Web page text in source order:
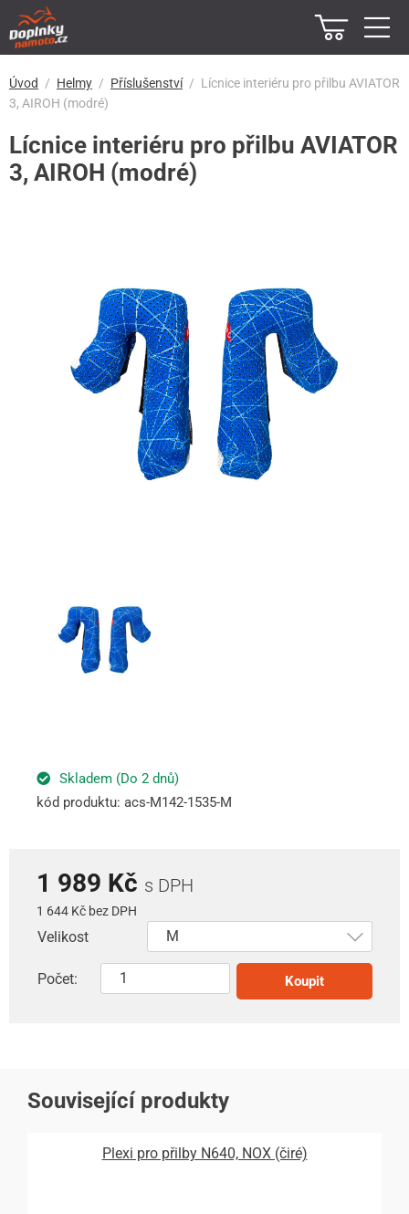
Úvod Helmy Příslušenství
Lícnice interiéru pro přilbu AVIATOR
3, AIROH (modré)
Lícnice interiéru pro přilbu AVIATOR
3, AIROH (modré)
Skladem (Do 2 dnů)
kód produktu: acs-M142-1535-M
1 989 Kč s DPH
1 644 Kč bez DPH
Velikost
Počet: Koupit
Související produkty
Plexi pro přilby N640, NOX (čiré)